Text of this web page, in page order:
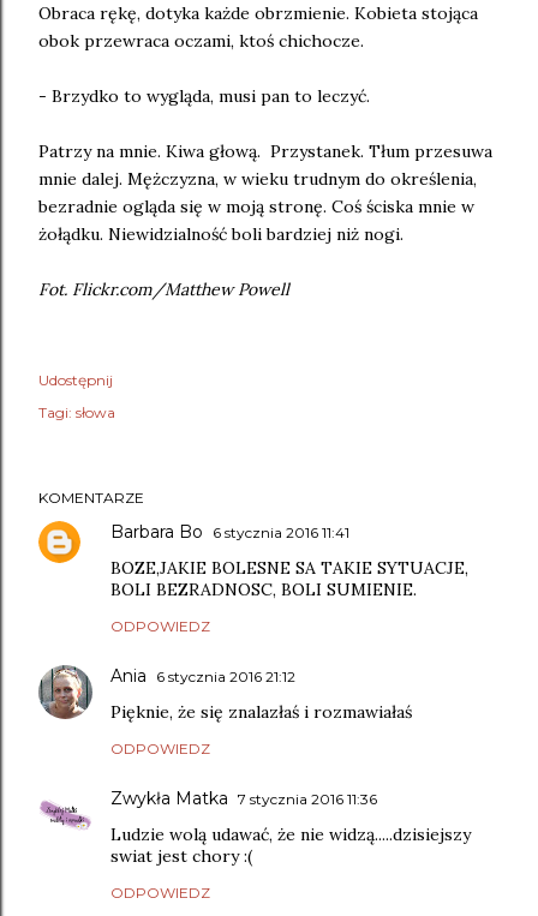
Obraca rękę, dotyka każde obrzmienie. Kobieta stojąca
obok przewraca oczami, ktoś chichocze.
- Brzydko to wygląda, musi pan to leczyć.
Patrzy na mnie. Kiwa głową. Przystanek. Tłum przesuwa
mnie dalej. Mężczyzna, w wieku trudnym do określenia,
bezradnie ogląda się w moją stronę. Coś ściska mnie w
żołądku. Niewidzialność boli bardziej niż nogi.
Fot. Flickr.com/Matthew Powell
Udostępnij
Tagi: słowa
KOMENTARZE
Barbara Bo 6 stycznia 2016 11:41
BOZE,JAKIE BOLESNE SA TAKIE SYTUACJE,
BOLI BEZRADNOSC, BOLI SUMIENIE.
ODPOWIEDZ
Ania 6 stycznia 2016 21:12
Pięknie, że się znalazłaś i rozmawiałaś
ODPOWIEDZ
Zwykła Matka 7 stycznia 2016 11:36
Ludzie wolą udawać, że nie widzą.....dzisiejszy
swiat jest chory :(
ODPOWIEDZ